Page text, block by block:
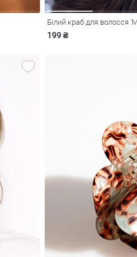
Білий краб для волосся
199 ₴